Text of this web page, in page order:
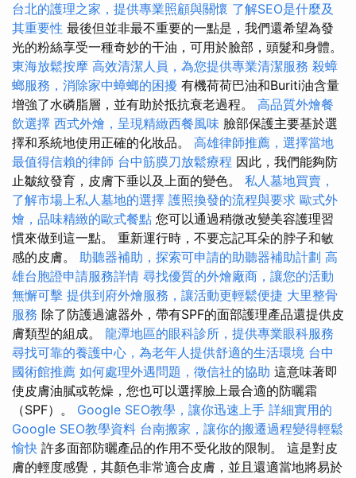
台北的護理之家，提供專業照顧與關懷 了解SEO是什麼及
其重要性 最後但並非最不重要的一點是，我們還希望為發
光的粉絲享受一種奇妙的干油，可用於臉部，頭髮和身體。
東海放鬆按摩 高效清潔人員，為您提供專業清潔服務 殺蟑
螂服務，消除家中蟑螂的困擾 有機荷荷巴油和Buriti油含量
增強了水磷脂層，並有助於抵抗衰老過程。 高品質外燴餐
飲選擇 西式外燴，呈現精緻西餐風味 臉部保護主要基於選
擇和系統地使用正確的化妝品。 高雄律師推薦，選擇當地
最值得信賴的律師 台中筋膜刀放鬆療程 因此，我們能夠防
止皺紋發育，皮膚下垂以及上面的變色。 私人墓地買賣，
了解市場上私人墓地的選擇 護照換發的流程與要求 歐式外
燴，品味精緻的歐式餐點 您可以通過稍微改變美容護理習
慣來做到這一點。 重新運行時，不要忘記耳朵的脖子和敏
感的皮膚。 助聽器補助，探索可申請的助聽器補助計劃 高
雄台胞證申請服務詳情 尋找優質的外燴廠商，讓您的活動
無懈可擊 提供到府外燴服務，讓活動更輕鬆便捷 大里整骨
服務 除了防護過濾器外，帶有SPF的面部護理產品還提供皮
膚類型的組成。 龍潭地區的眼科診所，提供專業眼科服務
尋找可靠的養護中心，為老年人提供舒適的生活環境 台中
國術館推薦 如何處理外遇問題，徵信社的協助 這意味著即
使皮膚油膩或乾燥，您也可以選擇臉上最合適的防曬霜
（SPF）。 Google SEO教學，讓你迅速上手 詳細實用的
Google SEO教學資料 台南搬家，讓你的搬遷過程變得輕鬆
愉快 許多面部防曬產品的作用不受化妝的限制。 這是對皮
膚的輕度感覺，其顏色非常適合皮膚，並且還適當地將易於